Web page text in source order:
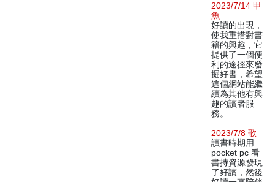
2023/7/14 甲
魚
好讀的出現，
使我重措對書
籍的興趣，它
提供了一個便
利的途徑來發
掘好書，希望
這個網站能繼
續為其他有興
趣的讀者服
務。
2023/7/8 歌
讀書時期用
pocket pc 看
書持資源發現
了好讀，然後